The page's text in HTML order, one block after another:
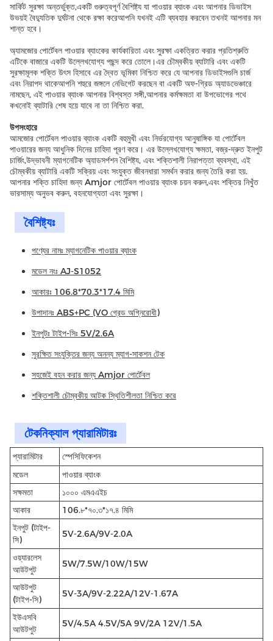
সার্কিট সুরক্ষা অন্তর্ভুক্ত,একটি গুরুত্বপূর্ণ বৈশিষ্ট্য যা পাওয়ার ব্যাংক এবং আপনার ডিভাইস
উভয়ই বৈদ্যুতিক দুর্ঘটনা থেকে রক্ষা করেআপনি যখনই এটি ব্যবহার করবেন তখনই আপনার মন
শান্ত হবে।
অ্যামজোর পোর্টেবল পাওয়ার ব্যাংকের কার্যকারিতা এবং সুরক্ষা একত্রিত করার প্রতিশ্রুতি
এটিকে বাজারে একটি উল্লেখযোগ্য পছন্দ করে তোলে।এর চৌম্বকীয় ব্যাটারি এবং একটি
সুরক্ষামূলক শক্তি উৎস হিসাবে এর দ্বৈত ভূমিকা নিশ্চিত করে যে আপনার ডিভাইসগুলি চার্জ
এবং নিরাপদ থাকেআপনি শহুরে জঙ্গলে নেভিগেট করছেন বা একটি অফ-গ্রিড অ্যাডভেঞ্চারে
নামছেন, এই পাওয়ার ব্যাংক আপনার বিশ্বস্ত সঙ্গী,আপনার কর্মক্ষমতা বা উপভোগের পথে
কখনোই ব্যাটারি শেষ হয়ে যাবে না তা নিশ্চিত করা.
উপসংহারে
আমজোর পোর্টেবল পাওয়ার ব্যাংক একটি বহুমুখী এবং নির্ভরযোগ্য আনুষাঙ্গিক যা পোর্টেবল
পাওয়ারের জন্য আধুনিক দিনের চাহিদা পূরণ করে। এর উল্লেখযোগ্য ক্ষমতা, বজ্র-দ্রুত ইনপুট
চার্জিং,উদ্ভাবনী ম্যাগনেটিক অ্যাডসর্পশন বৈশিষ্ট্য, এবং শক্তিশালী নিরাপত্তা ব্যবস্থা, এই
চৌম্বকীয় ব্যাটারি একটি সক্রিয় এবং সংযুক্ত জীবনধারা সমর্থন করার জন্য তৈরি করা হয়.
আপনার শক্তি চাহিদা জন্য Amjor পোর্টেবল পাওয়ার ব্যাংক চয়ন করুন,এবং শক্তির নিখুঁত
ভারসাম্য অনুভব করুন, বহনযোগ্যতা এবং সুরক্ষা।
বৈশিষ্ট্যঃ
পণ্যের নামঃ ম্যাগনেটিক পাওয়ার ব্যাংক
মডেল নংঃ AJ-S1052
আকারঃ 106.8*70.3*17.4 মিমি
উপাদানঃ ABS+PC (VO গ্রেড অগ্নিরোধী)
ইনপুটঃ টাইপ-সিঃ 5V/2.6A
সুরক্ষিত সংযুক্তির জন্য অনন্য ম্যাগ-সাকশন টেক
সহজেই বহন করার জন্য Amjor পোর্টেবল
শক্তিশালী চৌম্বকীয় আটক স্থিতিশীলতা নিশ্চিত করে
টেকনিক্যাল প্যারামিটারঃ
প্যারামিটার
স্পেসিফিকেশন
মডেল
পাওয়ার ব্যাংক
সক্ষমতা
১০০০ এমএএইচ
আকার
106.৮*৭০.৩*১৭.৪ মিমি
ইনপুট (টাইপ-
সি)
5V-2.6A/9V-2.0A
ওয়্যারলেস
আউটপুট
5W/7.5W/10W/15W
আউটপুট
(টাইপ-সি)
5V-3A/9V-2.22A/12V-1.67A
ইউএসবি
আউটপুট
5V/4.5A 4.5V/5A 9V/2A 12V/1.5A